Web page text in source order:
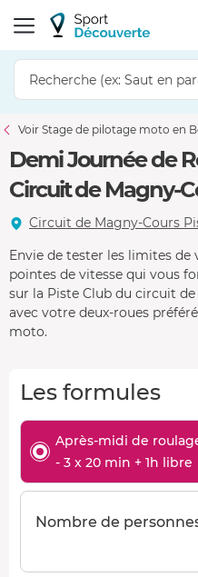
Voir Stage de pilotage moto en
Demi Journée de
Circuit de Magny-
Circuit de Magny-Cours
Envie de tester les limites
pointes de vitesse qui vous
sur la Piste Club du circuit
avec votre deux-roues
moto.
Les formules
Après-midi de
- 3 x 20 min + 1h libre
Nombre de